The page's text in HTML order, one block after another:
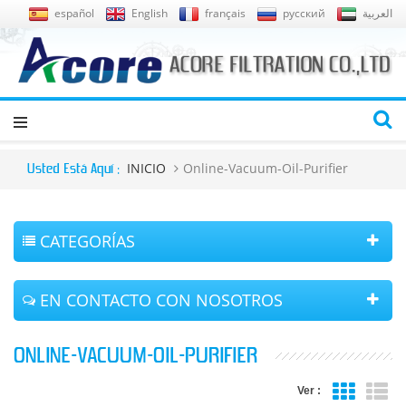
español English français русский العربية
Usted Está Aquí : INICIO Online-Vacuum-Oil-Purifier
CATEGORÍAS
EN CONTACTO CON NOSOTROS
ONLINE-VACUUM-OIL-PURIFIER
Ver :